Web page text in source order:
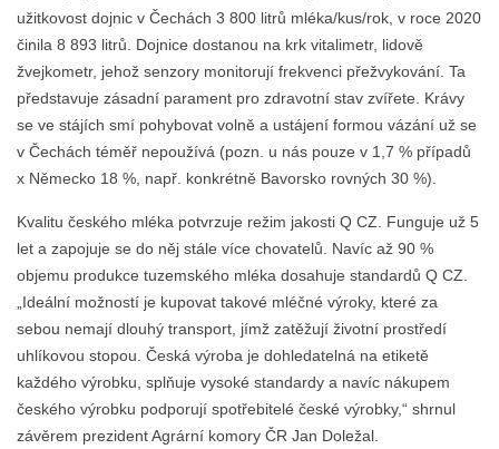
užitkovost dojnic v Čechách 3 800 litrů mléka/kus/rok, v roce 2020
činila 8 893 litrů. Dojnice dostanou na krk vitalimetr, lidově
žvejkometr, jehož senzory monitorují frekvenci přežvykování. Ta
představuje zásadní parament pro zdravotní stav zvířete. Krávy
se ve stájích smí pohybovat volně a ustájení formou vázání už se
v Čechách téměř nepoužívá (pozn. u nás pouze v 1,7 % případů
x Německo 18 %, např. konkrétně Bavorsko rovných 30 %).
Kvalitu českého mléka potvrzuje režim jakosti Q CZ. Funguje už 5
let a zapojuje se do něj stále více chovatelů. Navíc až 90 %
objemu produkce tuzemského mléka dosahuje standardů Q CZ.
„Ideální možností je kupovat takové mléčné výroky, které za
sebou nemají dlouhý transport, jímž zatěžují životní prostředí
uhlíkovou stopou. Česká výroba je dohledatelná na etiketě
každého výrobku, splňuje vysoké standardy a navíc nákupem
českého výrobku podporují spotřebitelé české výrobky,“ shrnul
závěrem prezident Agrární komory ČR Jan Doležal.